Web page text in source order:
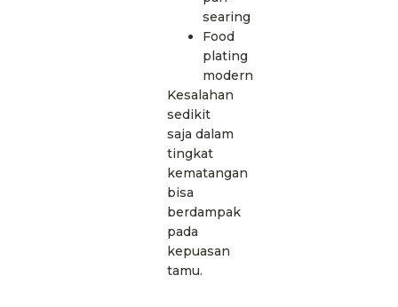
searing
Food
plating
modern
Kesalahan
sedikit
saja dalam
tingkat
kematangan
bisa
berdampak
pada
kepuasan
tamu.